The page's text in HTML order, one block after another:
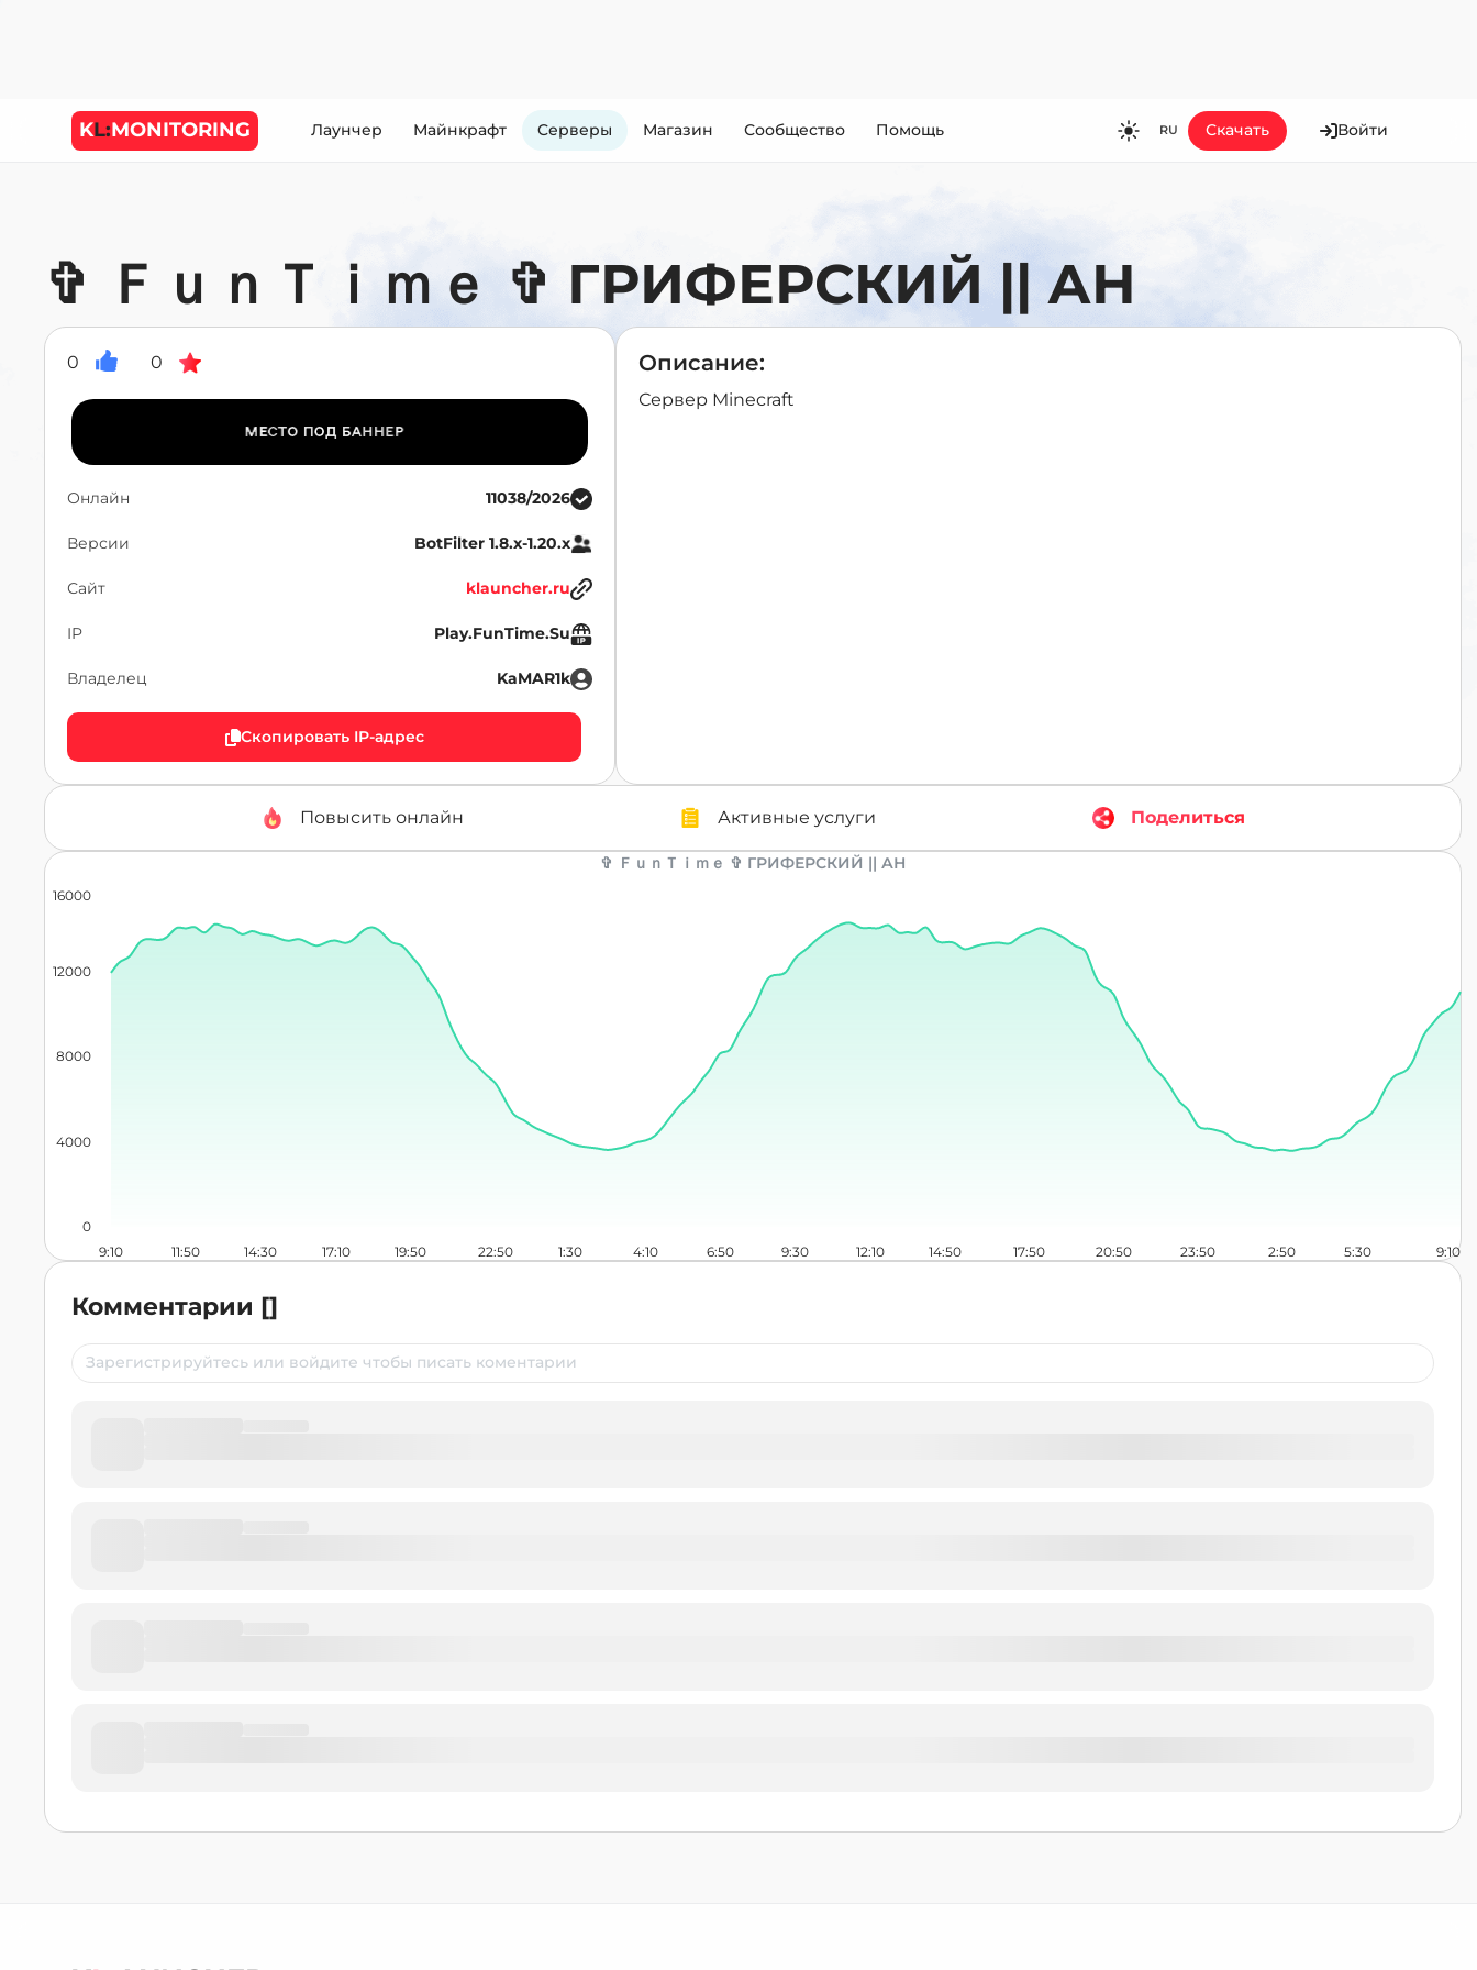
KL:MONITORING Лаунчер Майнкрафт Cерверы Магазин Сообщество Помощь RU Скачать Войти
✞ ＦｕｎＴｉｍｅ ✞ ГРИФЕРСКИЙ || АН
0 0
Онлайн 11038/2026
Версии BotFilter 1.8.x-1.20.x
Сайт klauncher.ru
IP Play.FunTime.Su
Владелец KaMAR1k
Скопировать IP-адрес
Описание:
Сервер Minecraft
Повысить онлайн Активные услуги Поделиться
✞ ＦｕｎＴｉｍｅ ✞ ГРИФЕРСКИЙ || АН
9:10 11:50 14:30 17:10 19:50 22:50 1:30 4:10 6:50 9:30 12:10 14:50 17:50 20:50 23:50 2:50 5:30 9:10
0
4000
8000
12000
16000
Комментарии []